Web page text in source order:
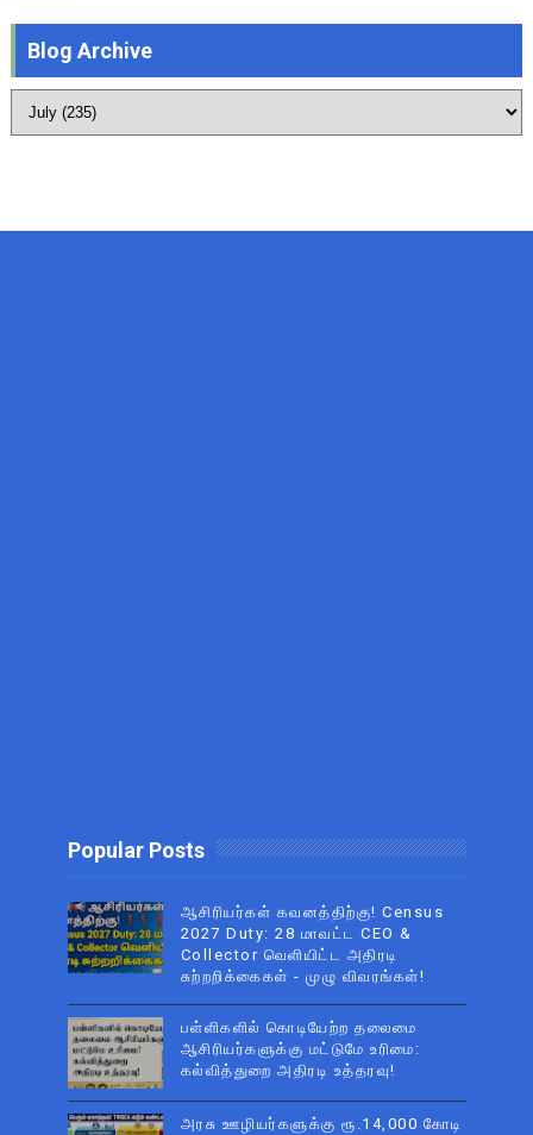
Blog Archive
Popular Posts
ஆசிரியர்கள் கவனத்திற்கு! Census
2027 Duty: 28 மாவட்ட CEO &
Collector வெளியிட்ட அதிரடி
சுற்றறிக்கைகள் - முழு விவரங்கள்!
பள்ளிகளில் கொடியேற்ற தலைமை
ஆசிரியர்களுக்கு மட்டுமே உரிமை:
கல்வித்துறை அதிரடி உத்தரவு!
அரசு ஊழியர்களுக்கு ரூ.14,000 கோடி